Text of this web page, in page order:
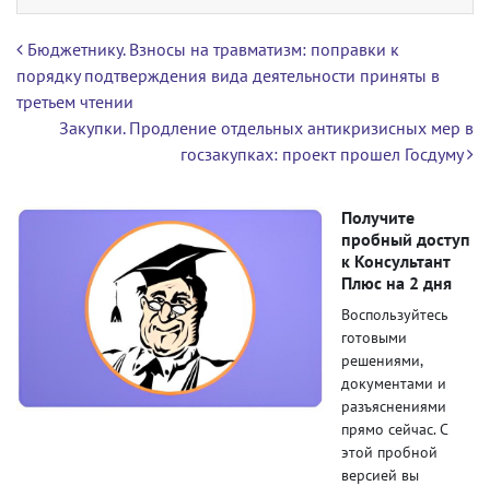
Навигация по записям
Бюджетнику. Взносы на травматизм: поправки к
порядку подтверждения вида деятельности приняты в
третьем чтении
Закупки. Продление отдельных антикризисных мер в
госзакупках: проект прошел Госдуму
Получите
пробный доступ
к Консультант
Плюс на 2 дня
Воспользуйтесь
готовыми
решениями,
документами и
разъяснениями
прямо сейчас. С
этой пробной
версией вы